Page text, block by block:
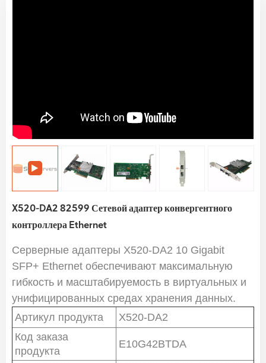
X520-DA2 82599 Сетевой адаптер конвергентного
контроллера Ethernet
Серверные адаптеры X520-DA2 10 Gigabit
SFP+ Ethernet обеспечивают максимальную
гибкость и масштабируемость в виртуальных и
унифицированных средах хранения данных.
Артикул продукта
X520-DA2
Код заказа
продукта
E10G42BTDA